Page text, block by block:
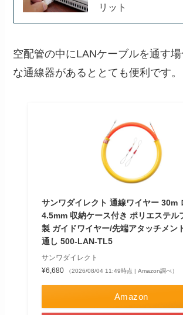
リット
空配管の中にLANケーブルを通す
な通線器があるととても便利です。
サンワダイレクト 通線ワイヤー 30m
4.5mm 収納ケース付き ポリエステル
製 ガイドワイヤー/先端アタッチメン
通し 500-LAN-TL5
サンワダイレクト
¥6,680
（2026/08/04 11:49時点 | Amazon調べ）
Amazon